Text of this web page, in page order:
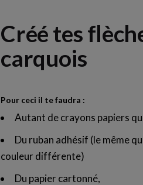
Créé tes
carquois
Pour ceci il te faudra :
Autant de crayons papiers
Du ruban adhésif (le même
couleur différente)
Du papier cartonné,